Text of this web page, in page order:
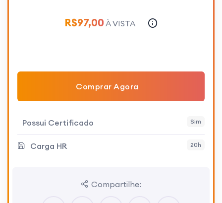
R$97,00 À VISTA
Comprar Agora
Possui Certificado Sim
Carga HR 20h
Compartilhe: